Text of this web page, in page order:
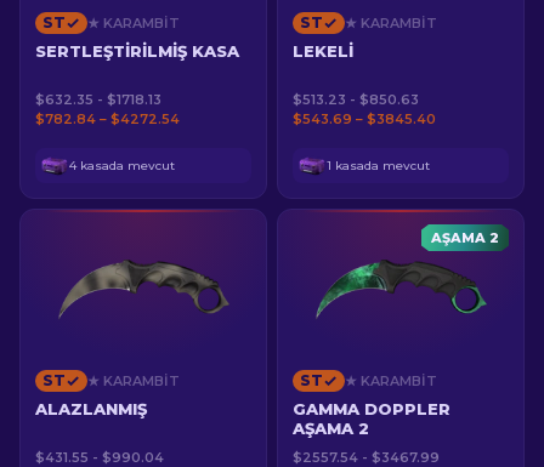
ST ★ KARAMBIT
SERTLEŞTIRILMIŞ KASA
$632.35 - $1718.13
$782.84 – $4272.54
4 kasada mevcut
ST ★ KARAMBIT
LEKELI
$513.23 - $850.63
$543.69 – $3845.40
1 kasada mevcut
ST ★ KARAMBIT
ALAZLANMIŞ
$431.55 - $990.04
AŞAMA 2
ST ★ KARAMBIT
GAMMA DOPPLER
AŞAMA 2
$2557.54 - $3467.99